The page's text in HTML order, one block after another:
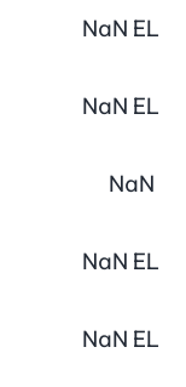
NaN EL
NaN EL
NaN
NaN EL
NaN EL